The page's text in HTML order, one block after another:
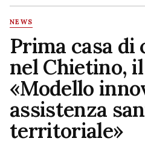
sito
NEWS
Prima casa di
nel Chietino,
«Modello
assistenza
territoriale»